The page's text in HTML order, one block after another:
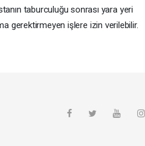
taburculuğu sonrası yara yeri
gerektirmeyen işlere izin verilebilir.